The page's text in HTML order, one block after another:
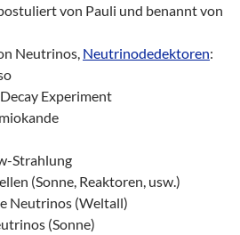
von Pauli und benannt von
Neutrinos, Neutrinodedektoren:
Experiment
Strahlung
(Sonne, Reaktoren, usw.)
Neutrinos (Weltall)
(Sonne)